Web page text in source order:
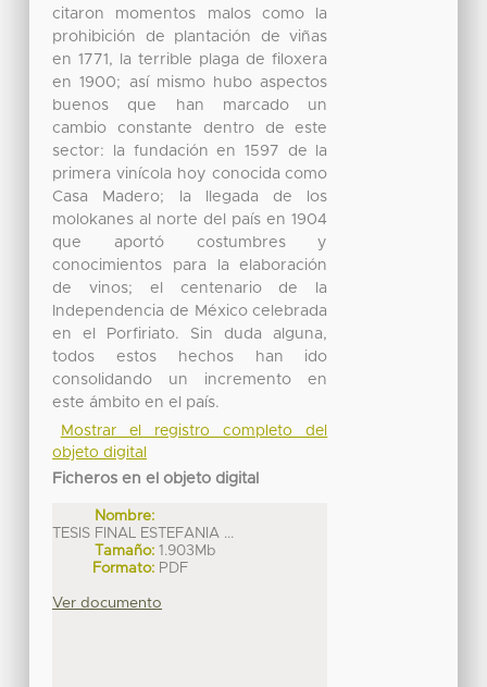
citaron momentos malos como la
prohibición de plantación de viñas
en 1771, la terrible plaga de filoxera
en 1900; así mismo hubo aspectos
buenos que han marcado un
cambio constante dentro de este
sector: la fundación en 1597 de la
primera vinícola hoy conocida como
Casa Madero; la llegada de los
molokanes al norte del país en 1904
que aportó costumbres y
conocimientos para la elaboración
de vinos; el centenario de la
Independencia de México celebrada
en el Porfiriato. Sin duda alguna,
todos estos hechos han ido
consolidando un incremento en
este ámbito en el país.
Mostrar el registro completo del
objeto digital
Ficheros en el objeto digital
Nombre:
TESIS FINAL ESTEFANIA ...
Tamaño: 1.903Mb
Formato: PDF
Ver documento